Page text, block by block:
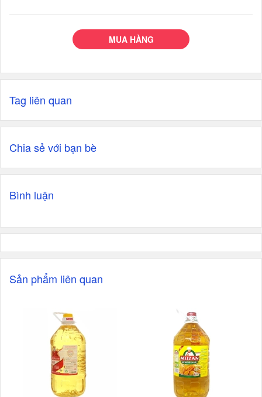
MUA HÀNG
Tag liên quan
Chia sẻ với bạn bè
Bình luận
Sản phẩm liên quan